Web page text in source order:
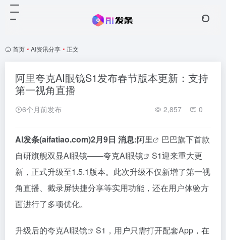
首页 • AI资讯分享 • 正文
阿里夸克AI眼镜S1发布春节版本更新：支持
第一视角直播
6个月前发布 2,857 0
AI发条(aifatiao.com)2月9日 消息:阿里 巴巴旗下首款
自研旗舰双显AI眼镜——夸克AI眼镜
S1迎来重大更
新，正式升级至1.5.1版本。此次升级不仅新增了第一视
角直播、截录屏快捷分享等实用功能，还在用户体验方
面进行了多项优化。
升级后的夸克AI眼镜
S1，用户只需打开配套App，在